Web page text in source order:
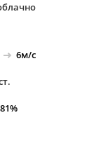
6м/с
81%